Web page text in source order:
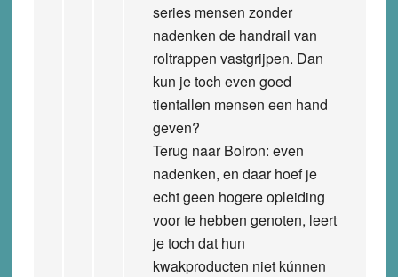
series mensen zonder
nadenken de handrail van
roltrappen vastgrijpen. Dan
kun je toch even goed
tientallen mensen een hand
geven?
Terug naar Boiron: even
nadenken, en daar hoef je
echt geen hogere opleiding
voor te hebben genoten, leert
je toch dat hun
kwakproducten niet kúnnen